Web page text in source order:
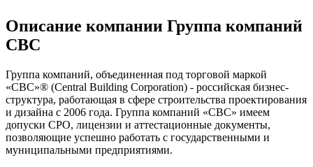
Описание компании Группа компаний
СBC
Группа компаний, объединенная под торговой маркой
«CBC»® (Central Building Corporation) - российская бизнес-
структура, работающая в сфере строительства проектирования
и дизайна с 2006 года. Группа компаний «CBC» имеем
допуски СРО, лицензии и аттестационные документы,
позволяющие успешно работать с государственными и
муниципальными предприятиями.